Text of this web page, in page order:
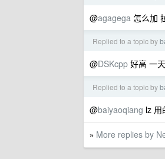
@agagega 怎么加
Replied to a topic by
@DSKcpp 好高 一
Replied to a topic by
@baiyaoqiang lz 用
» More replies by